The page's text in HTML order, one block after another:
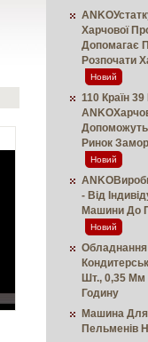
Харчової
Допомагає
Розпочати
Новий
110 Країн 39
Ринок
Новий
- Від
Машини До
Новий
Шт., 0,35
Годину
Машина Для
Пельменів